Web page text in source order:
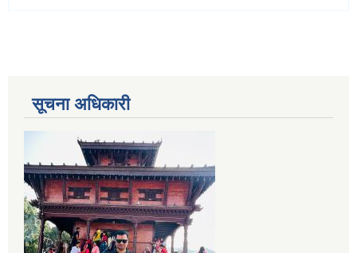
सूचना अधिकारी